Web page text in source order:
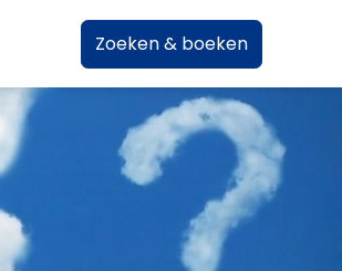
Zoeken & boeken